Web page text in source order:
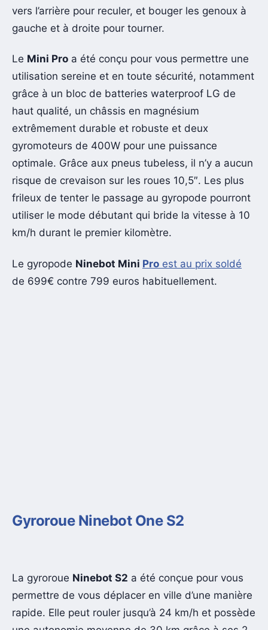
vers l’arrière pour reculer, et bouger les genoux à
gauche et à droite pour tourner.
Le Mini Pro a été conçu pour vous permettre une
utilisation sereine et en toute sécurité, notamment
grâce à un bloc de batteries waterproof LG de
haut qualité, un châssis en magnésium
extrêmement durable et robuste et deux
gyromoteurs de 400W pour une puissance
optimale. Grâce aux pneus tubeless, il n’y a aucun
risque de crevaison sur les roues 10,5″. Les plus
frileux de tenter le passage au gyropode pourront
utiliser le mode débutant qui bride la vitesse à 10
km/h durant le premier kilomètre.
Le gyropode Ninebot Mini Pro est au prix soldé
de 699€ contre 799 euros habituellement.
Gyroroue Ninebot One S2
La gyroroue Ninebot S2 a été conçue pour vous
permettre de vous déplacer en ville d’une manière
rapide. Elle peut rouler jusqu’à 24 km/h et possède